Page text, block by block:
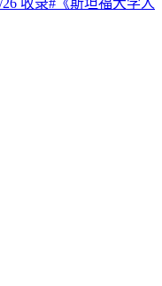
26 收录# 《斯坦福大学人